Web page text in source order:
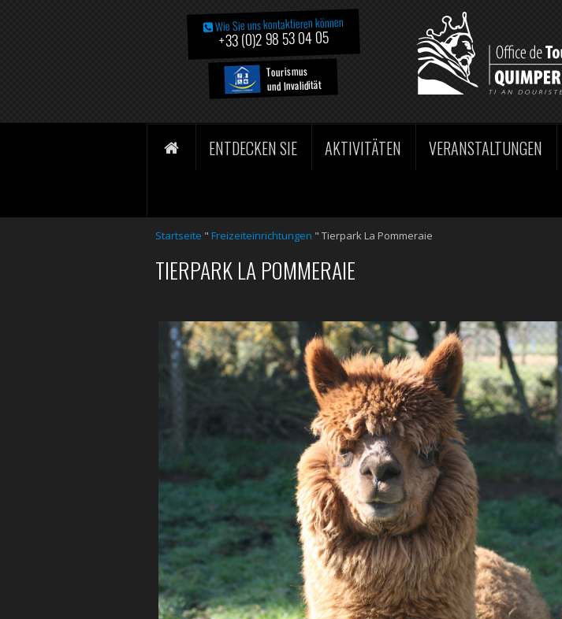
Wie Sie uns kontaktieren können
+33 (0)2 98 53 04 05
Tourismus
und Invalidität
ENTDECKEN SIE AKTIVITÄTEN VERANSTALTUNGEN
Startseite " Freizeiteinrichtungen " Tierpark La Pommeraie
TIERPARK LA POMMERAIE